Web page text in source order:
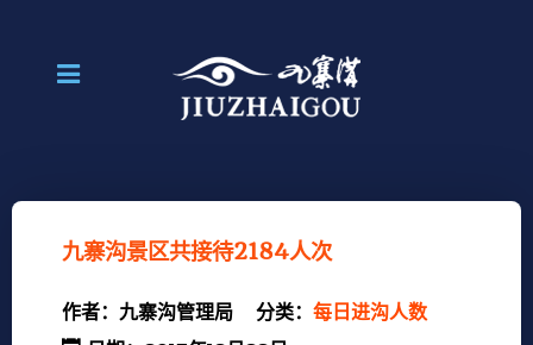
九寨沟景区共接待2184人次
作者： 九寨沟管理局 分类： 每日进沟人数